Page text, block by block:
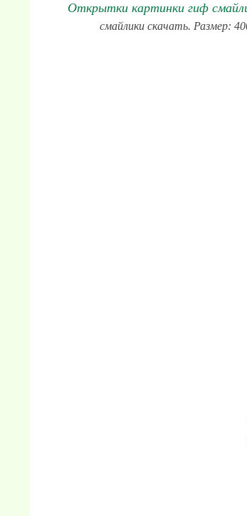
Открытки картинки гиф
смайлики скачать. Размер: